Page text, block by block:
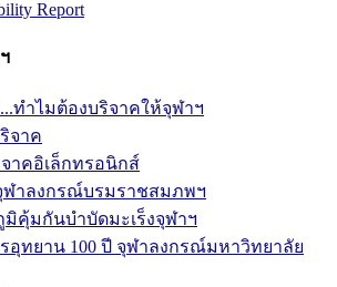
Report
ทำไมต้องบริจาคให้จุฬาฯ
จาค
าคอิเล็กทรอนิกส์
ฬาลงกรณ์บรมราชสมภพฯ
คุ้มกันบำบัดมะเร็งจุฬาฯ
อุทยาน 100 ปี จุฬาลงกรณ์มหาวิทยาลัย